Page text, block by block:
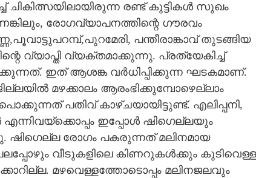
ചികിത്സയിലായിരുന്ന രണ്ട് കുട്ടികൾ സുഖം
രോഗവ്യാപനത്തിന്റെ ഗൗരവം
പന്തീരാങ്കാവ് തുടങ്ങിയ
വ്യാപ്തി വ്യക്തമാക്കുന്നു. പ്രത്യേകിച്ച്
ഇത് ആശങ്ക വർധിപ്പിക്കുന്ന ഘടകമാണ്.
മഴക്കാലം ആരംഭിക്കുമ്പോഴെല്ലാം
പതിവ് കാഴ്ചയായിട്ടുണ്ട്. എലിപ്പനി,
എന്നിവയ്ക്കൊപ്പം ഇപ്പോൾ ഷിഗെല്ലയും
രോഗം പകരുന്നത് മലിനമായ
വീടുകളിലെ കിണറുകൾക്കും കുടിവെള്ള
മഴവെള്ളത്തോടൊപ്പം മലിനജലവും